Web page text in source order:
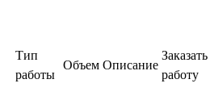
Тип
работы
Объем Описание
Заказать
работу